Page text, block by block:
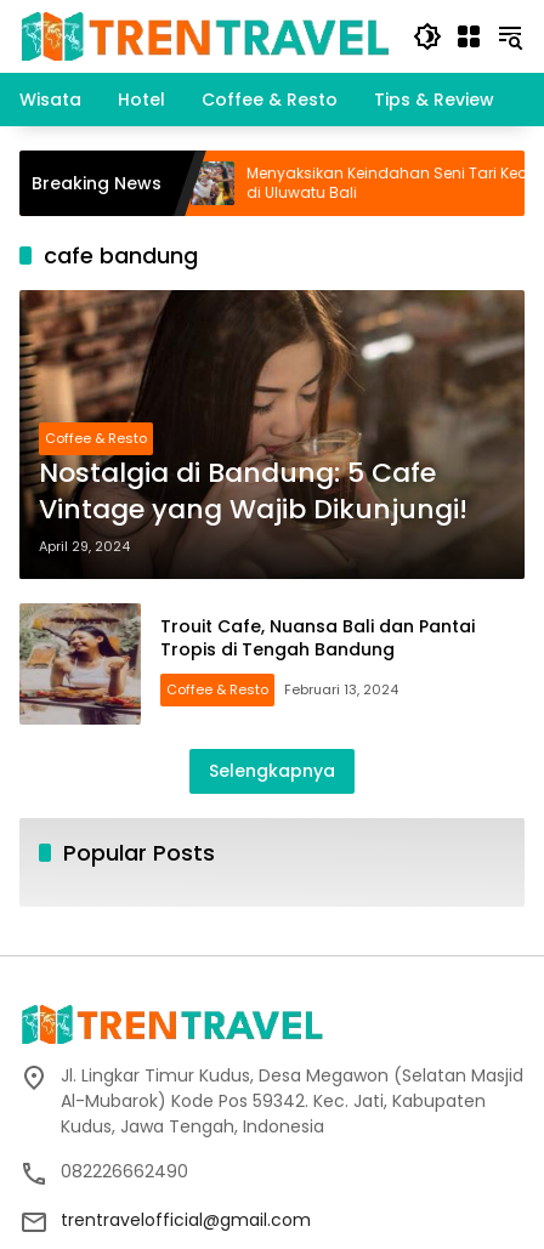
Langsung
konten
Wisata
Hotel Coffee & Resto Tips & Review
Breaking News
Wisata
Menyaksikan Keindahan Seni Tari Kecak
di Uluwatu Bali
cafe bandung
Coffee & Resto
Nostalgia di Bandung: 5 Cafe
Vintage yang Wajib Dikunjungi!
April 29, 2024
Trouit Cafe, Nuansa Bali dan Pantai
Tropis di Tengah Bandung
Coffee & Resto Februari 13, 2024
Selengkapnya
Popular Posts
Jl. Lingkar Timur Kudus, Desa Megawon (Selatan Masjid
Al-Mubarok) Kode Pos 59342. Kec. Jati, Kabupaten
Kudus, Jawa Tengah, Indonesia
082226662490
trentravelofficial@gmail.com